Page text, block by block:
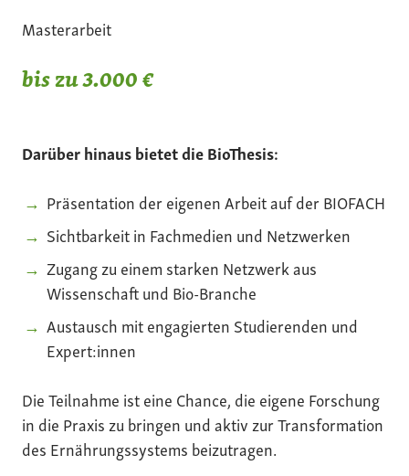
Masterarbeit
bis zu 3.000 €
Darüber hinaus bietet die BioThesis:
Präsentation der eigenen Arbeit auf der BIOFACH
Sichtbarkeit in Fachmedien und Netzwerken
Zugang zu einem starken Netzwerk aus
Wissenschaft und Bio-Branche
Austausch mit engagierten Studierenden und
Expert:innen
Die Teilnahme ist eine Chance, die eigene Forschung
in die Praxis zu bringen und aktiv zur Transformation
des Ernährungssystems beizutragen.